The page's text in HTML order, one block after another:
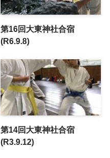
第16回大東神社合宿
(R6.9.8)
第14回大東神社合宿
(R3.9.12)